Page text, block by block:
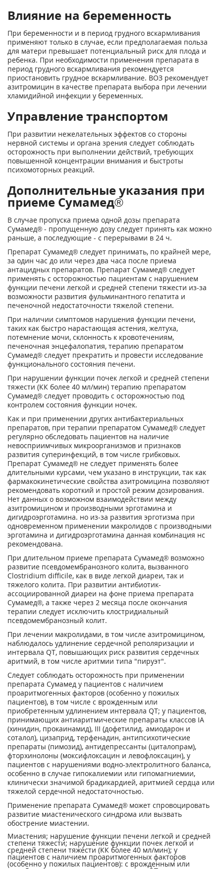
Влияние на беременность
При беременности и в период грудного вскармливания
применяют только в случае, если предполагаемая польза
для матери превышает потенциальный риск для плода и
ребенка. При необходимости применения препарата в
период грудного вскармливания рекомендуется
приостановить грудное вскармливание. ВОЗ рекомендует
азитромицин в качестве препарата выбора при лечении
хламидийной инфекции у беременных.
Управление транспортом
При развитии нежелательных эффектов со стороны
нервной системы и органа зрения следует соблюдать
осторожность при выполнении действий, требующих
повышенной концентрации внимания и быстроты
психомоторных реакций.
Дополнительные указания при
приеме Сумамед®
В случае пропуска приема одной дозы препарата
Сумамед® - пропущенную дозу следует принять как можно
раньше, а последующие - с перерывами в 24 ч.
Препарат Сумамед® следует принимать, по крайней мере,
за один час до или через два часа после приема
антацидных препаратов. Препарат Сумамед® следует
применять с осторожностью пациентам с нарушением
функции печени легкой и средней степени тяжести из-за
возможности развития фульминантного гепатита и
печеночной недостаточности тяжелой степени.
При наличии симптомов нарушения функции печени,
таких как быстро нарастающая астения, желтуха,
потемнение мочи, склонность к кровотечениям,
печеночная энцефалопатия, терапию препаратом
Сумамед® следует прекратить и провести исследование
функционального состояния печени.
При нарушении функции почек легкой и средней степени
тяжести (КК более 40 мл/мин) терапию препаратом
Сумамед® следует проводить с осторожностью под
контролем состояния функции ночек.
Как и при применении других антибактериальных
препаратов, при терапии препаратом Сумамед® следует
регулярно обследовать пациентов на наличие
невосприимчивых микроорганизмов и признаков
развития суперинфекций, в том числе грибковых.
Препарат Сумамед® не следует применять более
длительными курсами, чем указано в инструкции, так как
фармакокинетические свойства азитромицина позволяют
рекомендовать короткий и простой режим дозирования.
Нет данных о возможном взаимодействии между
азитромицином и производными эрготамина и
дигидроэрготамина. но из-за развития эрготизма при
одновременном применении макролидов с производными
эрготамина и дигидроэрготамина данная комбинация нс
рекомендована.
При длительном приеме препарата Сумамед® возможно
развитие псевдомембранозного колита, вызванного
Clostridium difficile, как в виде легкой диареи, так и
тяжелого колита. При развитии антибиотик-
ассоциированной диареи на фоне приема препарата
Сумамед®, а также через 2 месяца после окончания
терапии следует исключить клостридиальный
псевдомембранозный колит.
При лечении макролидами, в том числе азитромицином,
наблюдалось удлинение сердечной реполяризации и
интервала QT, повышающих риск развития сердечных
аритмий, в том числе аритмии типа "пируэт".
Следует соблюдать осторожность при применении
препарата Сумамед у пациентов с наличием
проаритмогенных факторов (особенно у пожилых
пациентов), в том числе с врожденным или
приобретенным удлинением интервала QT; у пациентов,
принимающих антиаритмические препараты классов IA
(хинидин, прокаинамид), III (дофетилид. амиодарон и
соталол), цизаприд, терфенадин, антипсихотические
препараты (пимозид), антидепрессанты (циталопрам),
фторхинолоны (моксифлоксацин и левофлоксацин), у
пациентов с нарушениями водно-электролитного баланса,
особенно в случае гипокалиемии или гипомагниемии,
клинически значимой брадикардией, аритмией сердца или
тяжелой сердечной недостаточностью.
Применение препарата Сумамед® может спровоцировать
развитие миастенического синдрома или вызвать
обострение миастении.
Миастения; нарушение функции печени легкой и средней
степени тяжести; нарушение функции почек легкой и
средней степени тяжести (КК более 40 мл/мин); у
пациентов с наличием проаритмогенных факторов
(особенно у пожилых пациентов): с врожденным или